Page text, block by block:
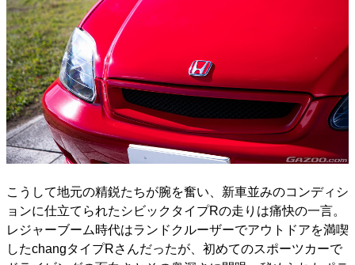
こうして地元の精鋭たちが腕を奮い、新車並みのコンディシ
ョンに仕立てられたシビックタイプRの走りは痛快の一言。
レジャーブーム時代はランドクルーザーでアウトドアを満喫
したchangタイプRさんだったが、初めてのスポーツカーで